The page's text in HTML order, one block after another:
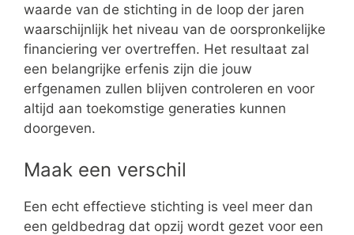
waarde van de stichting in de loop der jaren
waarschijnlijk het niveau van de oorspronkelijke
financiering ver overtreffen. Het resultaat zal
een belangrijke erfenis zijn die jouw
erfgenamen zullen blijven controleren en voor
altijd aan toekomstige generaties kunnen
doorgeven.
Maak een verschil
Een echt effectieve stichting is veel meer dan
een geldbedrag dat opzij wordt gezet voor een